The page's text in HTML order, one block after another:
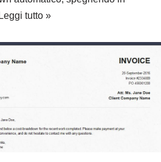
Leggi tutto »